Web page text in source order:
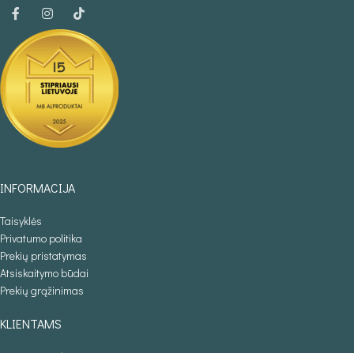
INFORMACIJA
Taisyklės
Privatumo politika
Prekių pristatymas
Atsiskaitymo būdai
Prekių grąžinimas
KLIENTAMS